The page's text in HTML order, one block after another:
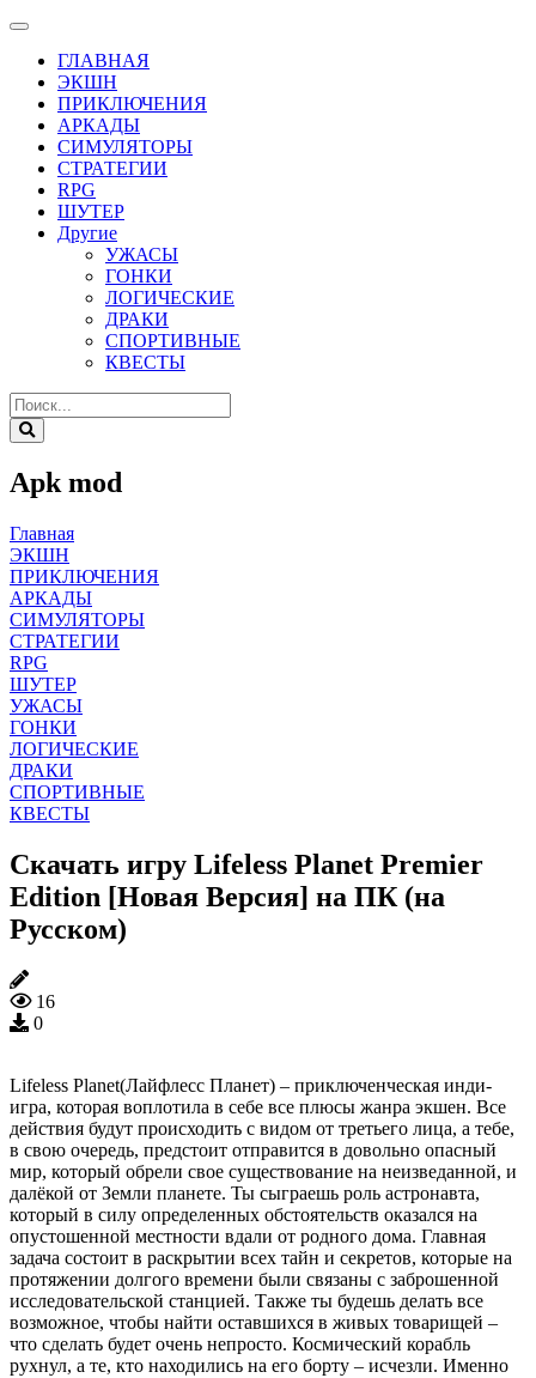
ГЛАВНАЯ
ЭКШН
ПРИКЛЮЧЕНИЯ
АРКАДЫ
СИМУЛЯТОРЫ
СТРАТЕГИИ
RPG
ШУТЕР
Другие
УЖАСЫ
ГОНКИ
ЛОГИЧЕСКИЕ
ДРАКИ
СПОРТИВНЫЕ
КВЕСТЫ
Apk mod
Главная
ЭКШН
ПРИКЛЮЧЕНИЯ
АРКАДЫ
СИМУЛЯТОРЫ
СТРАТЕГИИ
RPG
ШУТЕР
УЖАСЫ
ГОНКИ
ЛОГИЧЕСКИЕ
ДРАКИ
СПОРТИВНЫЕ
КВЕСТЫ
Скачать игру Lifeless Planet Premier
Edition [Новая Версия] на ПК (на
Русском)
16
0
Lifeless Planet(Лайфлесс Планет) – приключенческая инди-
игра, которая воплотила в себе все плюсы жанра экшен. Все
действия будут происходить с видом от третьего лица, а тебе,
в свою очередь, предстоит отправится в довольно опасный
мир, который обрели свое существование на неизведанной, и
далёкой от Земли планете. Ты сыграешь роль астронавта,
который в силу определенных обстоятельств оказался на
опустошенной местности вдали от родного дома. Главная
задача состоит в раскрытии всех тайн и секретов, которые на
протяжении долгого времени были связаны с заброшенной
исследовательской станцией. Также ты будешь делать все
возможное, чтобы найти оставшихся в живых товарищей –
что сделать будет очень непросто. Космический корабль
рухнул, а те, кто находились на его борту – исчезли. Именно